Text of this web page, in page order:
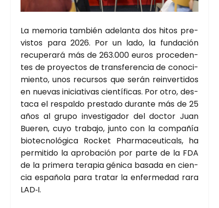
La memo­ria tam­bién ade­lan­ta dos hitos pre­
vis­tos para 2026. Por un lado, la fun­da­ción
recu­pe­ra­rá más de 263.000 euros pro­ce­den­
tes de pro­yec­tos de trans­fe­ren­cia de cono­ci­
mien­to, unos recur­sos que serán rein­ver­ti­dos
en nue­vas ini­cia­ti­vas cien­tí­fi­cas. Por otro, des­
ta­ca el res­pal­do pres­ta­do duran­te más de 25
años al gru­po inves­ti­ga­dor del doc­tor Juan
Bue­ren, cuyo tra­ba­jo, jun­to con la com­pa­ñía
bio­tec­no­ló­gi­ca Roc­ket Phar­ma­ceu­ti­cals, ha
per­mi­ti­do la apro­ba­ción por par­te de la FDA
de la pri­me­ra tera­pia géni­ca basa­da en cien­
cia espa­ño­la para tra­tar la enfer­me­dad rara
LAD‑I.